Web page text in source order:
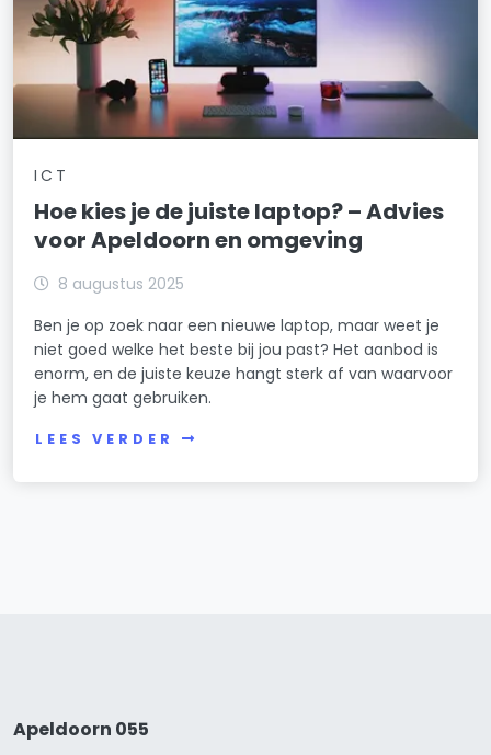
ICT
Hoe kies je de juiste laptop? – Advies
voor Apeldoorn en omgeving
8 augustus 2025
Ben je op zoek naar een nieuwe laptop, maar weet je
niet goed welke het beste bij jou past? Het aanbod is
enorm, en de juiste keuze hangt sterk af van waarvoor
je hem gaat gebruiken.
LEES VERDER
Apeldoorn 055